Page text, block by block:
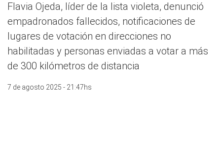
Flavia Ojeda, líder de la lista violeta, denunció
empadronados fallecidos, notificaciones de
lugares de votación en direcciones no
habilitadas y personas enviadas a votar a más
de 300 kilómetros de distancia
7 de agosto 2025 - 21:47hs